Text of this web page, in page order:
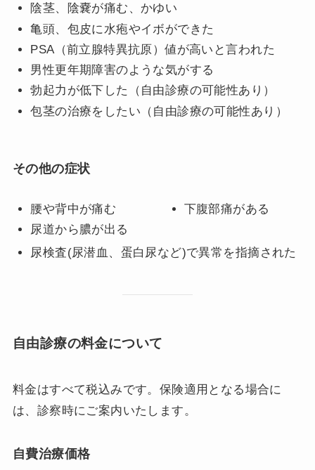
陰茎、陰嚢が痛む、かゆい
亀頭、包皮に水疱やイボができた
PSA（前立腺特異抗原）値が高いと言われた
男性更年期障害のような気がする
勃起力が低下した（自由診療の可能性あり）
包茎の治療をしたい（自由診療の可能性あり）
その他の症状
腰や背中が痛む
尿道から膿が出る
下腹部痛がある
尿検査(尿潜血、蛋白尿など)で異常を指摘された
自由診療の料金について
料金はすべて税込みです。保険適用となる場合に
は、診察時にご案内いたします。
自費治療価格